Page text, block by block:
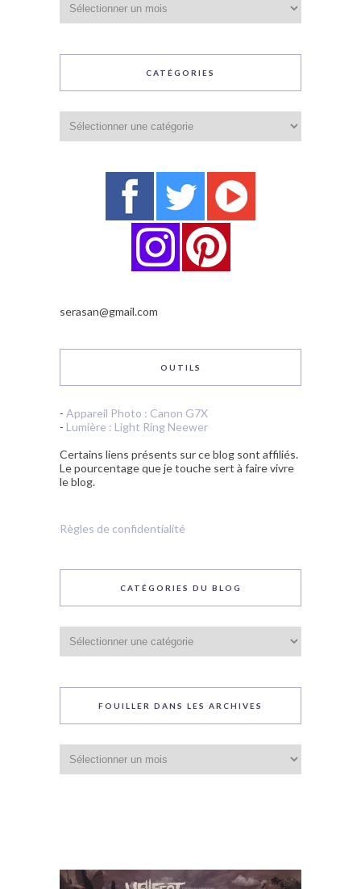
CATÉGORIES
serasan@gmail.com
OUTILS
- Appareil Photo : Canon G7X
- Lumière : Light Ring Neewer
Certains liens présents sur ce blog sont affiliés.
Le pourcentage que je touche sert à faire vivre
le blog.
Règles de confidentialité
CATÉGORIES DU BLOG
du
blog
FOUILLER DANS LES ARCHIVES
dans
les